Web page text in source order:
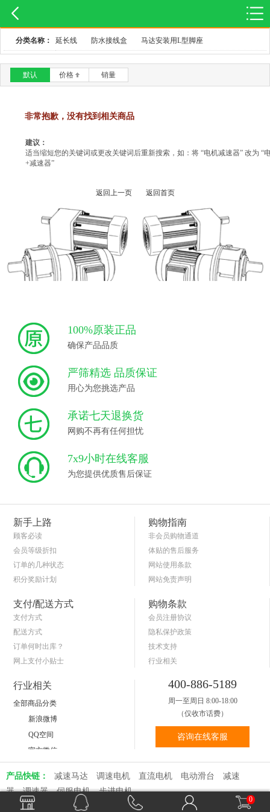
分类名称： 延长线 防水接线盒 马达安装用L型脚座
默认 价格 销量
非常抱歉，没有找到相关商品
建议：
适当缩短您的关键词或更改关键词后重新搜索，如：将 “电机减速器” 改为 “
+减速器”
返回上一页 返回首页
100%原装正品
确保产品品质
严筛精选 品质保证
用心为您挑选产品
承诺七天退换货
网购不再有任何担忧
7x9小时在线客服
为您提供优质售后保证
新手上路
顾客必读
会员等级折扣
订单的几种状态
积分奖励计划
购物指南
非会员购物通道
体贴的售后服务
网站使用条款
网站免责声明
支付/配送方式
支付方式
配送方式
订单何时出库？
网上支付小贴士
购物条款
会员注册协议
隐私保护政策
技术支持
行业相关
行业相关
全部商品分类
新浪微博
QQ空间
官方微信
400-886-5189
周一至周日 8:00-18:00
（仅收市话费）
咨询在线客服
产品快链： 减速马达 调速电机 直流电机 电动滑台
减速
器
调速器 伺服电机 步进电机
0